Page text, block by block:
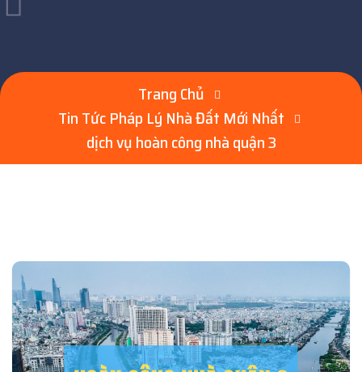
Trang Chủ
Tin Tức Pháp Lý Nhà Đất Mới Nhất
dịch vụ hoàn công nhà quận 3